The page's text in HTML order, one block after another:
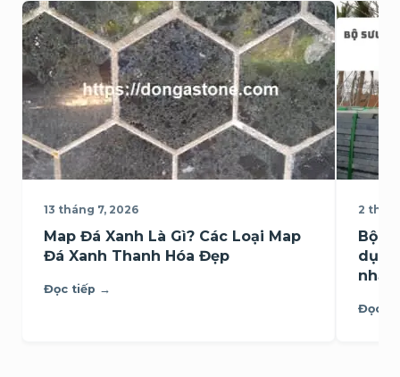
13 tháng 7, 2026
Map Đá Xanh Là Gì? Các Loại Map
Đá Xanh Thanh Hóa Đẹp
Đọc tiếp →
2
Bộ
nhất
Đọc